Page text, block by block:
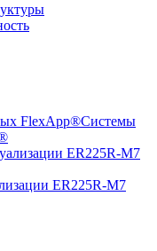
Системы
ER225R-M7